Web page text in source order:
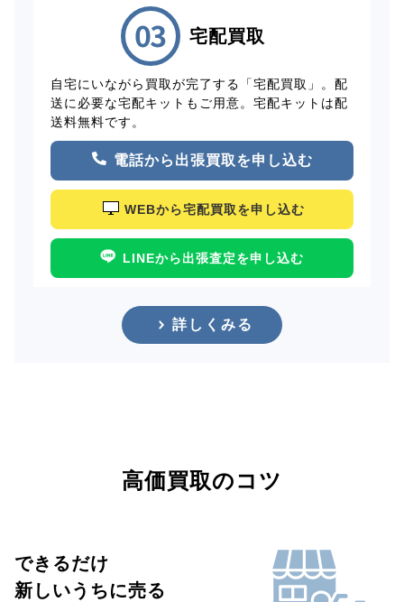
宅配買取
自宅にいながら買取が完了する「宅配買取」。配
送に必要な宅配キットもご用意。宅配キットは配
送料無料です。
電話から出張買取を申し込む
WEBから宅配買取を申し込む
LINEから出張査定を申し込む
詳しくみる
高価買取のコツ
できるだけ
新しいうちに売る